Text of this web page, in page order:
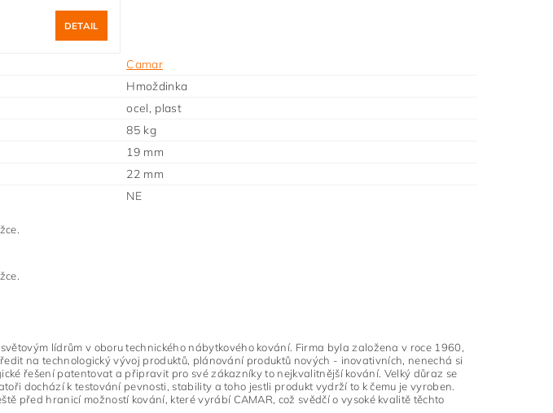
DETAIL
Camar
Hmoždinka
ocel, plast
85 kg
19 mm
22 mm
NE
lídrům v oboru technického nábytkového kování. Firma byla založena v roce 1960,
na technologický vývoj produktů, plánování produktů nových - inovativních, nenechá si
řešení patentovat a připravit pro své zákazníky to nejkvalitnější kování. Velký důraz se
dochází k testování pevnosti, stability a toho jestli produkt vydrží to k čemu je vyroben.
před hranicí možností kování, které vyrábí CAMAR, což svědčí o vysoké kvalitě těchto